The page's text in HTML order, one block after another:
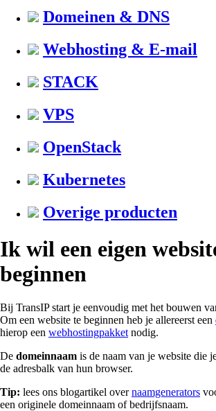
Domeinen & DNS
Webhosting & E-mail
STACK
VPS
OpenStack
Kubernetes
Overige producten
Ik wil een eigen
beginnen
Bij TransIP start je eenvoudig met het bouwen
Om een website te beginnen heb je allereerst een
hierop een webhostingpakket nodig.
De domeinnaam is de naam van je website die
de adresbalk van hun browser.
Tip: lees ons blogartikel overnaamgenerators
een originele domeinnaam of bedrijfsnaam.